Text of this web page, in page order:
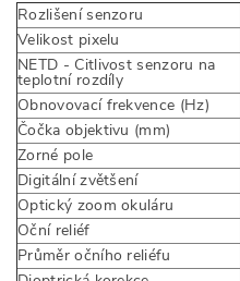
Rozlišení senzoru
Velikost pixelu
NETD - Citlivost senzoru na
teplotní rozdíly
Obnovovací frekvence (Hz)
Čočka objektivu (mm)
Zorné pole
Digitální zvětšení
Optický zoom okuláru
Oční reliéf
Průměr očního reliéfu